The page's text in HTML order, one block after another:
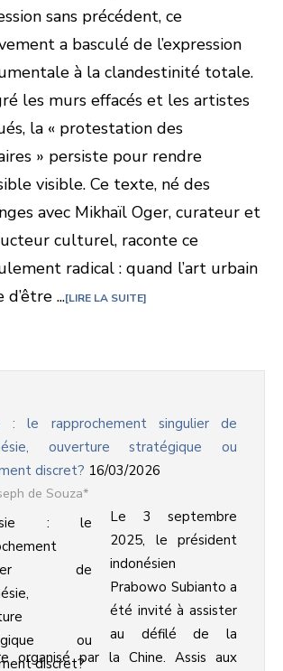
sans précédent, ce
a basculé de l’expression
à la clandestinité totale.
les murs effacés et les artistes
la « protestation des
» persiste pour rendre
visible. Ce texte, né des
avec Mikhaïl Oger, curateur et
culturel, raconte ce
radical : quand l’art urbain
d’être ... LIRE LA SUITE
: le rapprochement singulier de
ouverture stratégique ou
discret? 16/03/2026
de Souza*
Le 3 septembre
2025, le président
indonésien
Prabowo Subianto a
été invité à assister
au défilé de la
organisé par la Chine. Assis aux